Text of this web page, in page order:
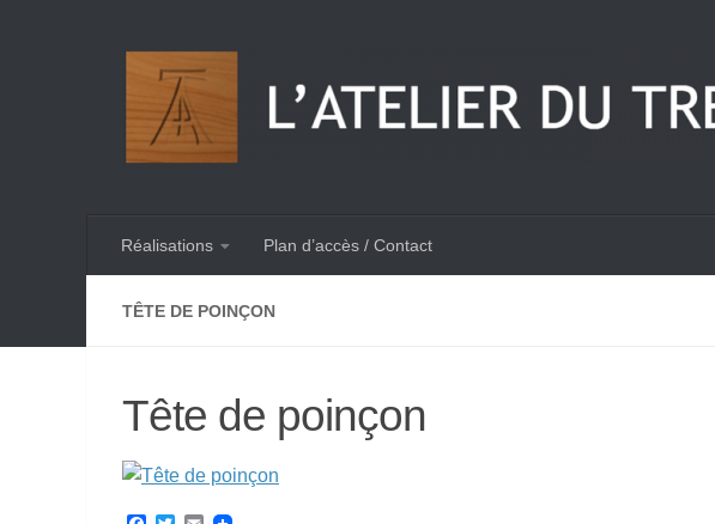
Réalisations Plan d’accès / Contact
TÊTE DE POINÇON
Tête de poinçon